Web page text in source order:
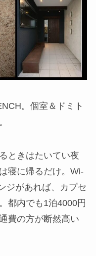
。個室＆ドミト
ときはたいてい夜
寝に帰るだけ。Wi-
ジがあれば、カプセ
都内でも1泊4000円
費の方が断然高い